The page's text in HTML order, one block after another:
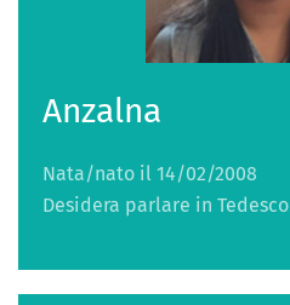
Anzalna
Nata/nato il 14/02/2008
Desidera parlare in Tedesco